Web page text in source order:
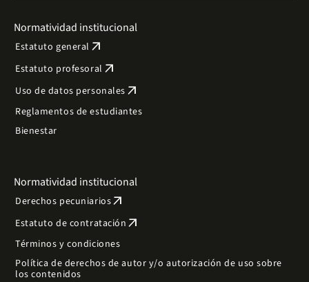
Normatividad institucional
Estatuto general arrow_outward
Estatuto profesoral arrow_outward
Uso de datos personales arrow_outward
Reglamentos de estudiantes
Bienestar
Normatividad institucional
Derechos pecuniariosarrow_outward
Estatuto de contratación arrow_outward
Términos y condiciones
Política de derechos de autor y/o autorización de uso sobre
los contenidos